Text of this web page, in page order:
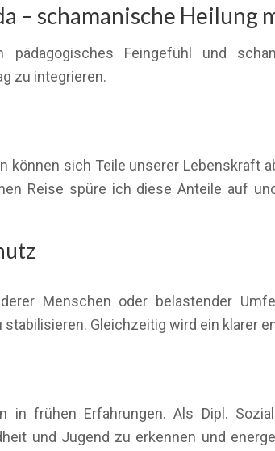
– schamanische Heilung
pädagogisches Feingefühl und
zu integrieren.
sich Teile unserer Lebenskraft
Reise spüre ich diese Anteile auf
Menschen oder belastender
Gleichzeitig wird ein klarer
in frühen Erfahrungen. Als Dipl.
und Jugend zu erkennen und